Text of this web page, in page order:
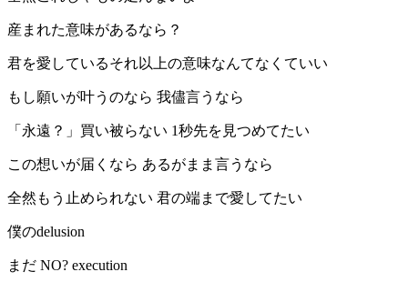
産まれた意味があるなら？
君を愛しているそれ以上の意味なんてなくていい
もし願いが叶うのなら 我儘言うなら
「永遠？」買い被らない 1秒先を見つめてたい
この想いが届くなら あるがまま言うなら
全然もう止められない 君の端まで愛してたい
僕のdelusion
まだ NO? execution